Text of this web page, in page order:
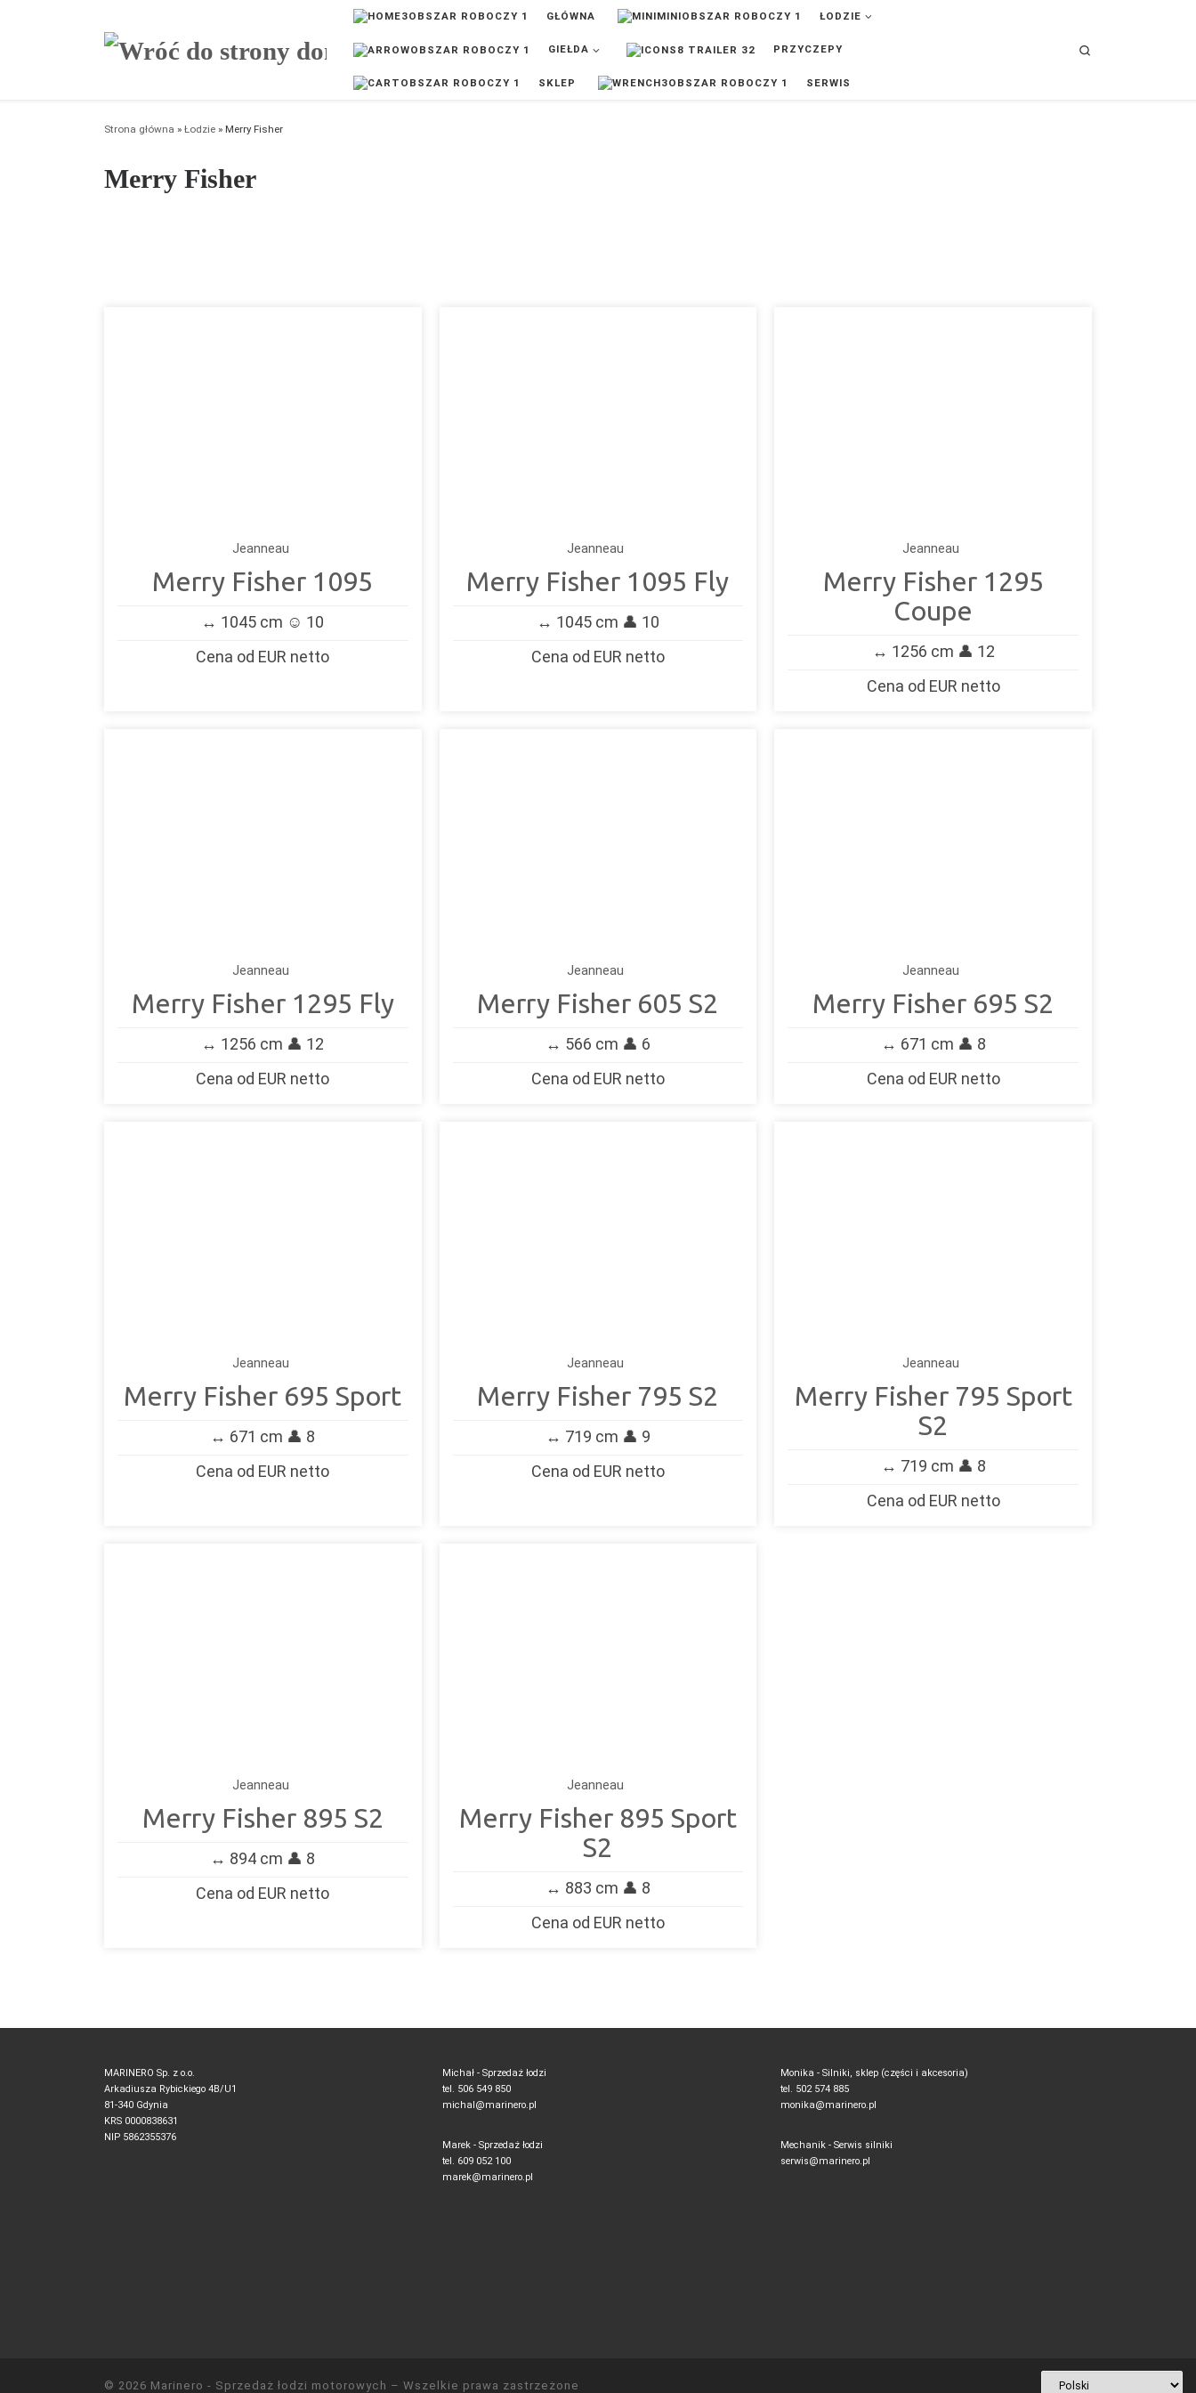
GŁÓWNA ŁODZIE
GIEŁDA PRZYCZEPY
SKLEP SERWIS
Strona główna » Łodzie » Merry Fisher
Merry Fisher
Jeanneau
Merry Fisher 1095
↔️ 1045 cm ☺️ 10
Cena od EUR netto
Jeanneau
Merry Fisher 1095 Fly
↔️ 1045 cm 👤 10
Cena od EUR netto
Jeanneau
Merry Fisher 1295
Coupe
↔️ 1256 cm 👤 12
Cena od EUR netto
Jeanneau
Merry Fisher 1295 Fly
↔️ 1256 cm 👤 12
Cena od EUR netto
Jeanneau
Merry Fisher 605 S2
↔️ 566 cm 👤 6
Cena od EUR netto
Jeanneau
Merry Fisher 695 S2
↔️ 671 cm 👤 8
Cena od EUR netto
Jeanneau
Merry Fisher 695 Sport
↔️ 671 cm 👤 8
Cena od EUR netto
Jeanneau
Merry Fisher 795 S2
↔️ 719 cm 👤 9
Cena od EUR netto
Jeanneau
Merry Fisher 795 Sport
S2
↔️ 719 cm 👤 8
Cena od EUR netto
Jeanneau
Merry Fisher 895 S2
↔️ 894 cm 👤 8
Cena od EUR netto
Jeanneau
Merry Fisher 895 Sport
S2
↔️ 883 cm 👤 8
Cena od EUR netto
MARINERO Sp. z o.o.
Arkadiusza Rybickiego 4B/U1
81-340 Gdynia
KRS 0000838631
NIP 5862355376
Michał - Sprzedaż łodzi
tel. 506 549 850
michal@marinero.pl
Marek - Sprzedaż łodzi
tel. 609 052 100
marek@marinero.pl
Monika - Silniki, sklep (części i akcesoria)
tel. 502 574 885
monika@marinero.pl
Mechanik - Serwis silniki
serwis@marinero.pl
© 2026 Marinero - Sprzedaż łodzi motorowych – Wszelkie prawa zastrzeżone